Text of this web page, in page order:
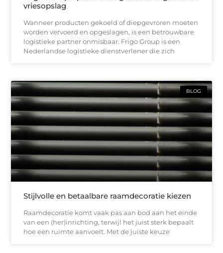
vriesopslag
Wanneer producten gekoeld of diepgevroren moeten
worden vervoerd en opgeslagen, is een betrouwbare
logistieke partner onmisbaar. Frigo Group is een
Nederlandse logistieke dienstverlener die zich
BLOG
Stijlvolle en betaalbare raamdecoratie kiezen
Raamdecoratie komt vaak pas aan bod aan het einde
van een (her)inrichting, terwijl het juist sterk bepaalt
hoe een ruimte aanvoelt. Met de juiste keuze